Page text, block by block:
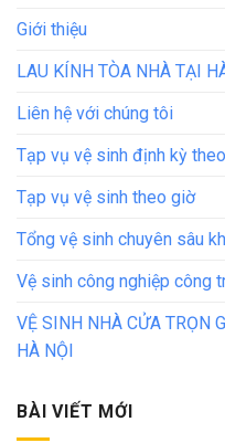
Giới thiệu
LAU KÍNH TÒA NHÀ TẠI
Liên hệ với chúng tôi
Tạp vụ vệ sinh định kỳ
Tạp vụ vệ sinh theo giờ
Tổng vệ sinh chuyên sâu
Vệ sinh công nghiệp công
VỆ SINH NHÀ CỬA TRỌN
HÀ NỘI
BÀI VIẾT MỚI